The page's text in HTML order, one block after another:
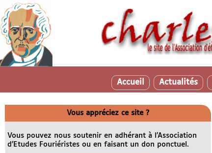
Accueil Actualités
Vous appréciez ce site ?
Vous pouvez nous soutenir en adhérant à l’Association
d’Etudes Fouriéristes ou en faisant un don ponctuel.